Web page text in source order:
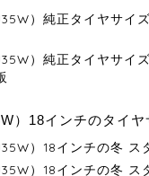
）純正タイヤサイ
）純正タイヤサイ
）18インチのタイヤ
）18インチの冬 ス
）18インチの冬 ス